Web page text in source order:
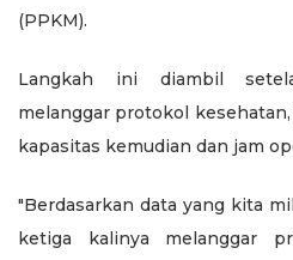
(PPKM).
Langkah ini diambil
melanggar protokol
kapasitas kemudian dan jam
"Berdasarkan data yang kita
ketiga kalinya melanggar